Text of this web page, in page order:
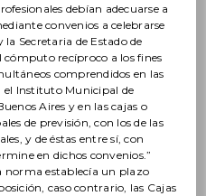
debían adecuarse a
convenios a celebrarse
Secretaria de Estado de
cómputo recíproco a los fines
comprendidos en las
el Instituto Municipal de
Aires y en las cajas o
de previsión, con los de las
y de éstas entre sí, con
en dichos convenios.”
norma establecía un plazo
caso contrario, las Cajas